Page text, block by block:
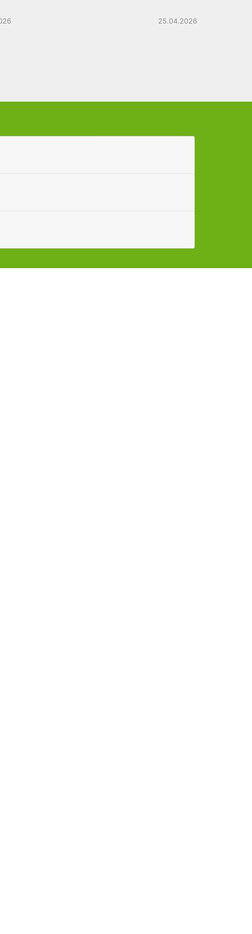
25.04.2026